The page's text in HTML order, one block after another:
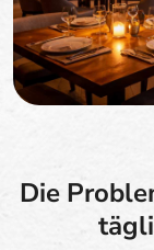
Die